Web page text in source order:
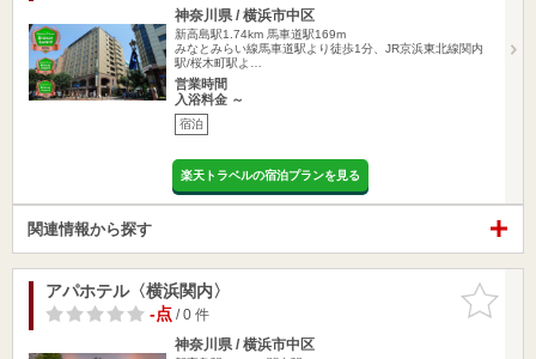
神奈川県 / 横浜市中区
新高島駅1.74km 馬車道駅169m
みなとみらい線馬車道駅より徒歩1分、JR京浜東北線関内
駅/桜木町駅よ…
営業時間
入浴料金 ～
宿泊
楽天トラベルの宿泊プランを見る
関連情報から探す
お気に入
りに追加
アパホテル〈横浜関内〉
-点/ 0 件
神奈川県 / 横浜市中区